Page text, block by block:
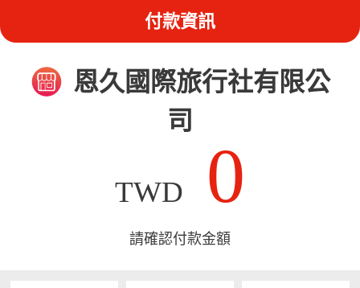
付款資訊
恩久國際旅行社有限公
司
TWD 0
請確認付款金額